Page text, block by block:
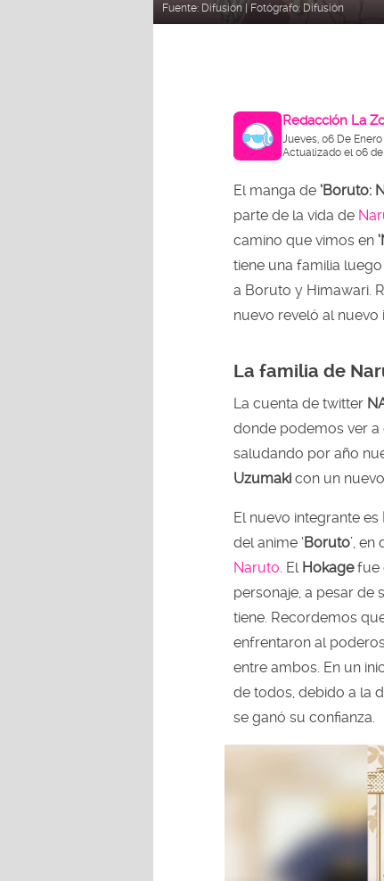
Fuente: Difusión | Fotógrafo: Difusión
Redacción La
Jueves, 06 De Enero
Actualizado el 06 de
El manga de ‘Boruto:
parte de la vida de
camino que vimos en
tiene una familia
a Boruto y Himawari.
nuevo reveló al nuevo
La familia de
La cuenta de twitter
donde podemos ver a
saludando por año
Uzumaki con un
El nuevo integrante es
del anime ‘Boruto’,
Naruto . El Hokage fue
personaje, a pesar de
tiene. Recordemos
enfrentaron al
entre ambos. En un
de todos, debido a la
se ganó su confianza.